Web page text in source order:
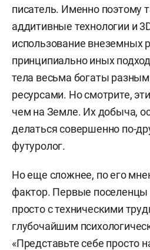
писатель. Именно поэтому
аддитивные технологии и
использование внеземных
принципиально иных
тела весьма богаты
ресурсами. Но смотрите,
чем на Земле. Их добыча,
делаться совершенно по-
футуролог.
Но еще сложнее, по его
фактор. Первые поселенцы
просто с техническими
глубочайшим
«Представьте себе просто